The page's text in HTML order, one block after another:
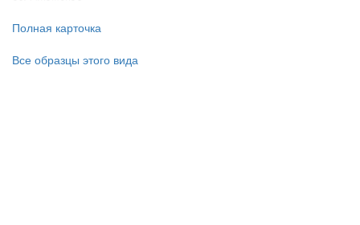
Полная карточка
Все образцы этого вида